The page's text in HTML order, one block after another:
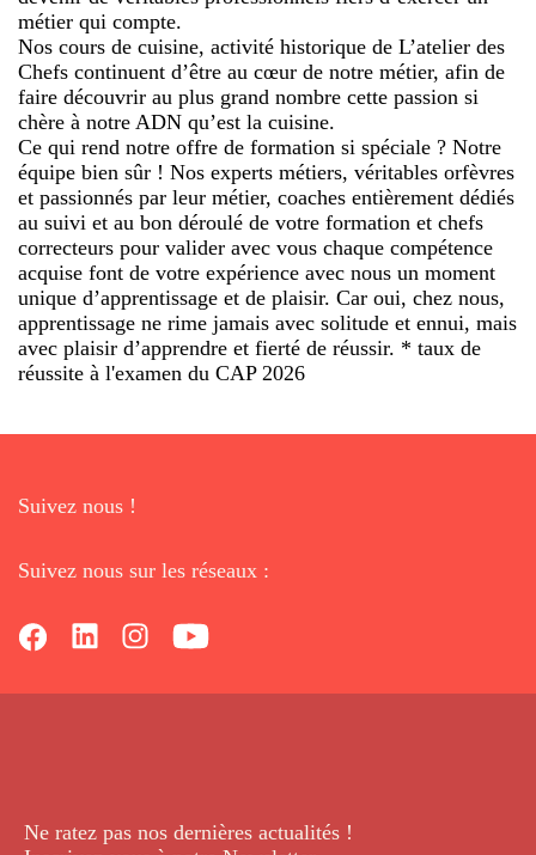
métier qui compte.
Nos cours de cuisine, activité historique de L’atelier des
Chefs continuent d’être au cœur de notre métier, afin de
faire découvrir au plus grand nombre cette passion si
chère à notre ADN qu’est la cuisine.
Ce qui rend notre offre de formation si spéciale ? Notre
équipe bien sûr ! Nos experts métiers, véritables orfèvres
et passionnés par leur métier, coaches entièrement dédiés
au suivi et au bon déroulé de votre formation et chefs
correcteurs pour valider avec vous chaque compétence
acquise font de votre expérience avec nous un moment
unique d’apprentissage et de plaisir. Car oui, chez nous,
apprentissage ne rime jamais avec solitude et ennui, mais
avec plaisir d’apprendre et fierté de réussir. * taux de
réussite à l'examen du CAP 2026
Suivez nous !
Suivez nous sur les réseaux :
Ne ratez pas nos dernières actualités !